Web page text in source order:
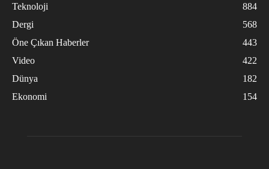
Teknoloji
884
Dergi
568
Öne Çıkan Haberler
443
Video
422
Dünya
182
Ekonomi
154